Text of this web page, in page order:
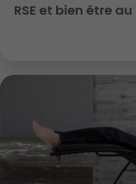
RSE et bien être